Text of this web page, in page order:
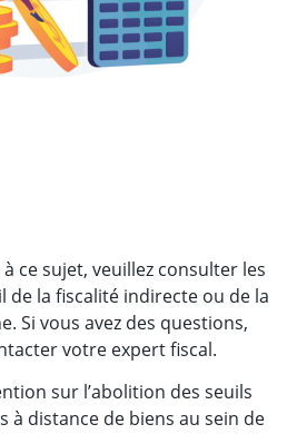
ce sujet, veuillez consulter les
de la fiscalité indirecte ou de la
Si vous avez des questions,
votre expert fiscal.
sur l’abolition des seuils
à distance de biens au sein de